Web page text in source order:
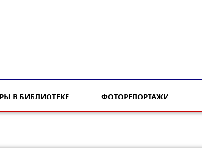
В БИБЛИОТЕКЕ ФОТОРЕПОРТАЖИ